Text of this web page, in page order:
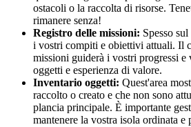
ostacoli o la raccolta di risorse.
rimanere senza!
Registro delle missioni: Spesso
i vostri compiti e obiettivi attuali. Il
missioni guiderà i vostri progressi e
oggetti e esperienza di valore.
Inventario oggetti: Quest'area
raccolto o creato e che non sono
plancia principale. È importante
mantenere la vostra isola ordinata